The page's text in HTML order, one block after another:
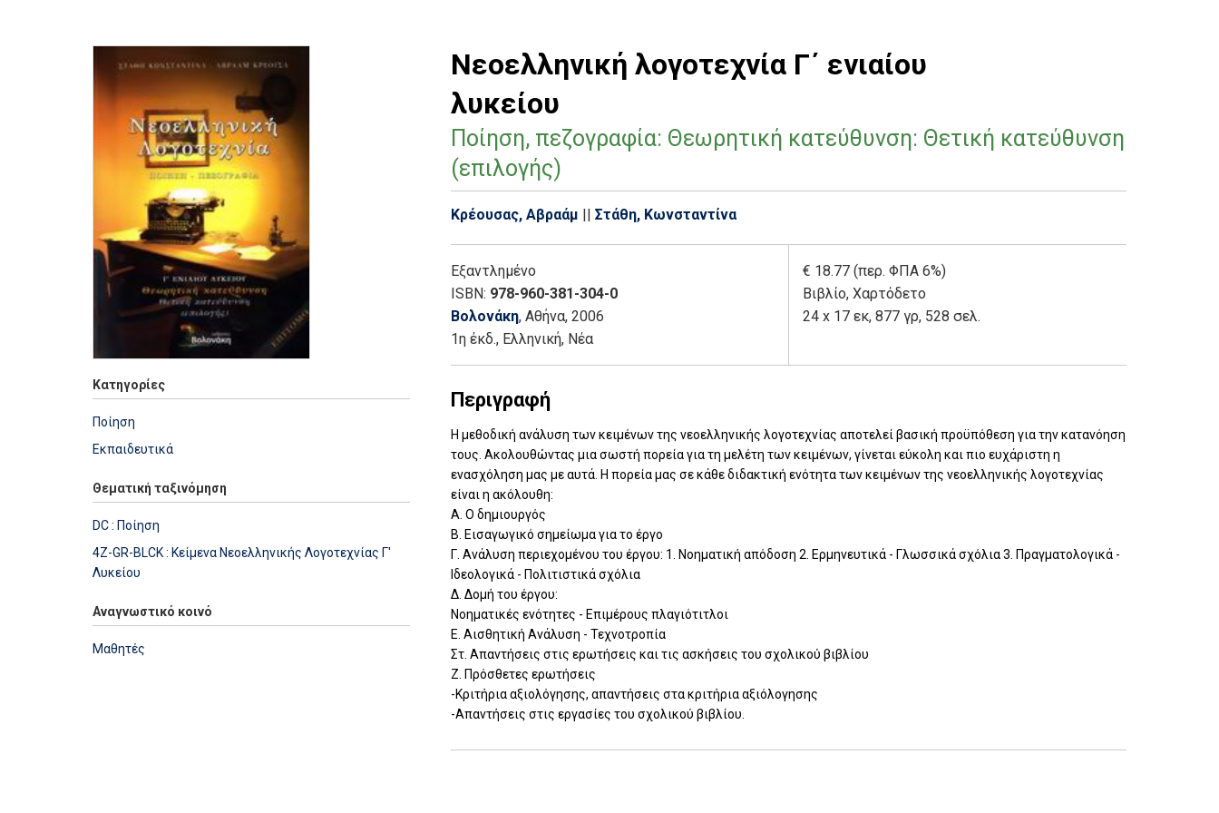
Κατηγορίες
Ποίηση
Εκπαιδευτικά
Θεματική ταξινόμηση
DC : Ποίηση
4Z-GR-BLCK : Κείμενα Νεοελληνικής Λογοτεχνίας Γ'
Λυκείου
Αναγνωστικό κοινό
Μαθητές
Νεοελληνική λογοτεχνία Γ΄ ενιαίου
λυκείου
Ποίηση, πεζογραφία: Θεωρητική κατεύθυνση: Θετική κατεύθυνση
(επιλογής)
Κρέουσας, Αβραάμ || Στάθη, Κωνσταντίνα
Εξαντλημένο
ISBN: 978-960-381-304-0
Βολονάκη, Αθήνα, 2006
1η έκδ., Ελληνική, Νέα
€ 18.77 (περ. ΦΠΑ 6%)
Βιβλίο, Χαρτόδετο
24 x 17 εκ, 877 γρ, 528 σελ.
Περιγραφή
Η μεθοδική ανάλυση των κειμένων της νεοελληνικής λογοτεχνίας αποτελεί βασική προϋπόθεση για την κατανόηση
τους. Ακολουθώντας μια σωστή πορεία για τη μελέτη των κειμένων, γίνεται εύκολη και πιο ευχάριστη η
ενασχόληση μας με αυτά. Η πορεία μας σε κάθε διδακτική ενότητα των κειμένων της νεοελληνικής λογοτεχνίας
είναι η ακόλουθη:
Α. Ο δημιουργός
Β. Εισαγωγικό σημείωμα για το έργο
Γ. Ανάλυση περιεχομένου του έργου: 1. Νοηματική απόδοση 2. Ερμηνευτικά - Γλωσσικά σχόλια 3. Πραγματολογικά -
Ιδεολογικά - Πολιτιστικά σχόλια
Δ. Δομή του έργου:
Νοηματικές ενότητες - Επιμέρους πλαγιότιτλοι
Ε. Αισθητική Ανάλυση - Τεχνοτροπία
Στ. Απαντήσεις στις ερωτήσεις και τις ασκήσεις του σχολικού βιβλίου
Ζ. Πρόσθετες ερωτήσεις
-Κριτήρια αξιολόγησης, απαντήσεις στα κριτήρια αξιόλογησης
-Απαντήσεις στις εργασίες του σχολικού βιβλίου.